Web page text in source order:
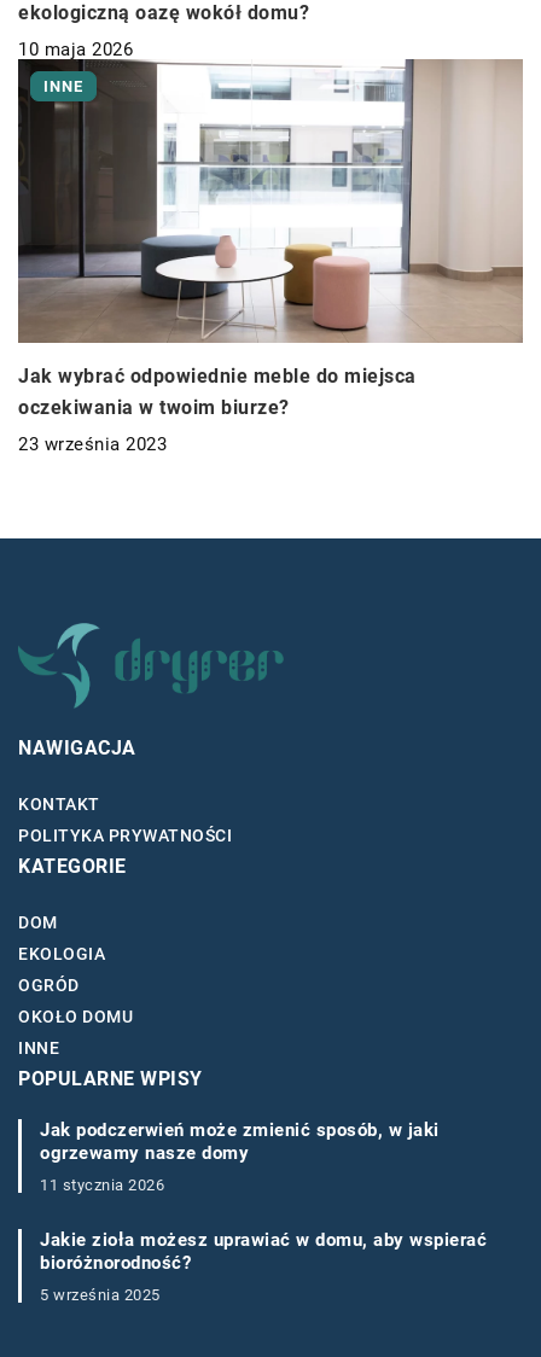
ekologiczną oazę wokół domu?
10 maja 2026
INNE
Jak wybrać odpowiednie meble do miejsca
oczekiwania w twoim biurze?
23 września 2023
NAWIGACJA
KONTAKT
POLITYKA PRYWATNOŚCI
KATEGORIE
DOM
EKOLOGIA
OGRÓD
OKOŁO DOMU
INNE
POPULARNE WPISY
Jak podczerwień może zmienić sposób, w jaki
ogrzewamy nasze domy
11 stycznia 2026
Jakie zioła możesz uprawiać w domu, aby wspierać
bioróżnorodność?
5 września 2025